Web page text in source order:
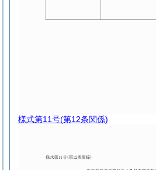
様式第11号(第12条関係)